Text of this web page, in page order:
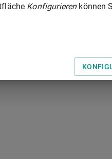
zur Navigation zwischen Normen.
Konfigurierenkönnen